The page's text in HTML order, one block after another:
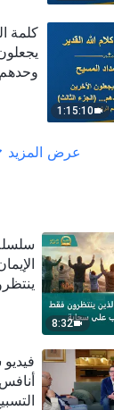
1:15:10
كلمة
عرض المزيد
8:32
التسبيح